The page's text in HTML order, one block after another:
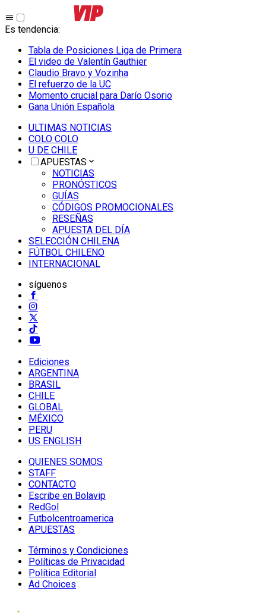
Es tendencia:
Tabla de Posiciones Liga de Primera
El video de Valentín Gauthier
Claudio Bravo y Vozinha
El refuerzo de la UC
Momento crucial para Darío Osorio
Gana Unión Española
ULTIMAS NOTICIAS
COLO COLO
U DE CHILE
APUESTAS
NOTICIAS
PRONÓSTICOS
GUÍAS
CÓDIGOS PROMOCIONALES
RESEÑAS
APUESTA DEL DÍA
SELECCIÓN CHILENA
FÚTBOL CHILENO
INTERNACIONAL
síguenos
Ediciones
ARGENTINA
BRASIL
CHILE
GLOBAL
MÉXICO
PERU
US ENGLISH
QUIENES SOMOS
STAFF
CONTACTO
Escribe en Bolavip
RedGol
Futbolcentroamerica
APUESTAS
Términos y Condiciones
Políticas de Privacidad
Política Editorial
Ad Choices